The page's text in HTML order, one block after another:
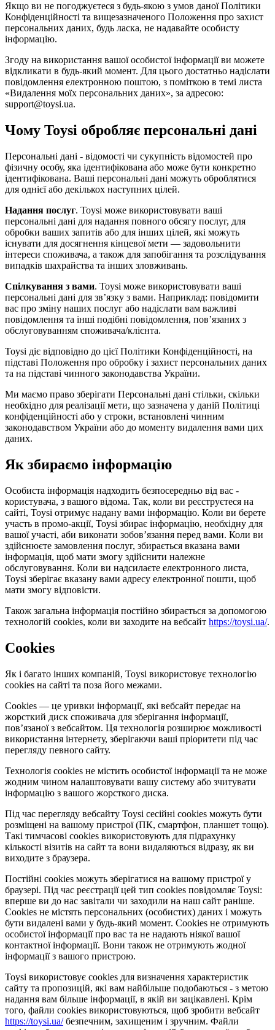
Якщо ви не погоджуєтеся з будь-якою з умов даної Політики
Конфіденційності та вищезазначеного Положення про захист
персональних даних, будь ласка, не надавайте особисту
інформацію.
Згоду на використання вашої особистої інформації ви можете
відкликати в будь-який момент. Для цього достатньо надіслати
повідомлення електронною поштою, з поміткою в темі листа
«Видалення моїх персональних даних», за адресою:
support@toysi.ua.
Чому Toysi обробляє персональні дані
Персональні дані - відомості чи сукупність відомостей про
фізичну особу, яка ідентифікована або може бути конкретно
ідентифікована. Ваші персональні дані можуть оброблятися
для однієї або декількох наступних цілей.
Надання послуг. Toysi може використовувати ваші
персональні дані для надання повного обсягу послуг, для
обробки ваших запитів або для інших цілей, які можуть
існувати для досягнення кінцевої мети — задовольнити
інтереси споживача, а також для запобігання та розслідування
випадків шахрайства та інших зловживань.
Спілкування з вами. Toysi може використовувати ваші
персональні дані для зв’язку з вами. Наприклад: повідомити
вас про зміну наших послуг або надіслати вам важливі
повідомлення та інші подібні повідомлення, пов’язаних з
обслуговуванням споживача/клієнта.
Toysi діє відповідно до цієї Політики Конфіденційності, на
підставі Положення про обробку і захист персональних даних
та на підставі чинного законодавства України.
Ми маємо право зберігати Персональні дані стільки, скільки
необхідно для реалізації мети, що зазначена у даній Політиці
конфіденційності або у строки, встановлені чинним
законодавством України або до моменту видалення вами цих
даних.
Як збираємо інформацію
Особиста інформація надходить безпосередньо від вас -
користувача, з вашого відома. Так, коли ви реєструєтеся на
сайті, Toysi отримує надану вами інформацію. Коли ви берете
участь в промо-акції, Toysi збирає інформацію, необхідну для
вашої участі, аби виконати зобов’язання перед вами. Коли ви
здійснюєте замовлення послуг, збирається вказана вами
інформація, щоб мати змогу здійснити належне
обслуговування. Коли ви надсилаєте електронного листа,
Toysi зберігає вказану вами адресу електронної пошти, щоб
мати змогу відповісти.
Також загальна інформація постійно збирається за допомогою
технологій cookies, коли ви заходите на вебсайт https://toysi.ua/.
Cookies
Як і багато інших компаній, Toysi використовує технологію
cookies на сайті та поза його межами.
Cookies — це уривки інформації, які вебсайт передає на
жорсткий диск споживача для зберігання інформації,
пов’язаної з вебсайтом. Ця технологія розширює можливості
використання інтернету, зберігаючи ваші пріоритети під час
перегляду певного сайту.
Технологія cookies не містить особистої інформації та не може
жодним чином налаштовувати вашу систему або зчитувати
інформацію з вашого жорсткого диска.
Під час перегляду вебсайту Toysi сесійні cookies можуть бути
розміщені на вашому пристрої (ПК, смартфон, планшет тощо).
Такі тимчасові cookies використовують для підрахунку
кількості візитів на сайт та вони видаляються відразу, як ви
виходите з браузера.
Постійні cookies можуть зберігатися на вашому пристрої у
браузері. Під час реєстрації цей тип cookies повідомляє Toysi:
вперше ви до нас завітали чи заходили на наш сайт раніше.
Cookies не містять персональних (особистих) даних і можуть
бути видалені вами у будь-який момент. Сookies не отримують
особистої інформації про вас та не надають ніякої вашої
контактної інформації. Вони також не отримують жодної
інформації з вашого пристрою.
Toysi використовує cookies для визначення характеристик
сайту та пропозицій, які вам найбільше подобаються - з метою
надання вам більше інформації, в якій ви зацікавлені. Крім
того, файли cookies використовуються, щоб зробити вебсайт
https://toysi.ua/безпечним, захищеним і зручним. Файли